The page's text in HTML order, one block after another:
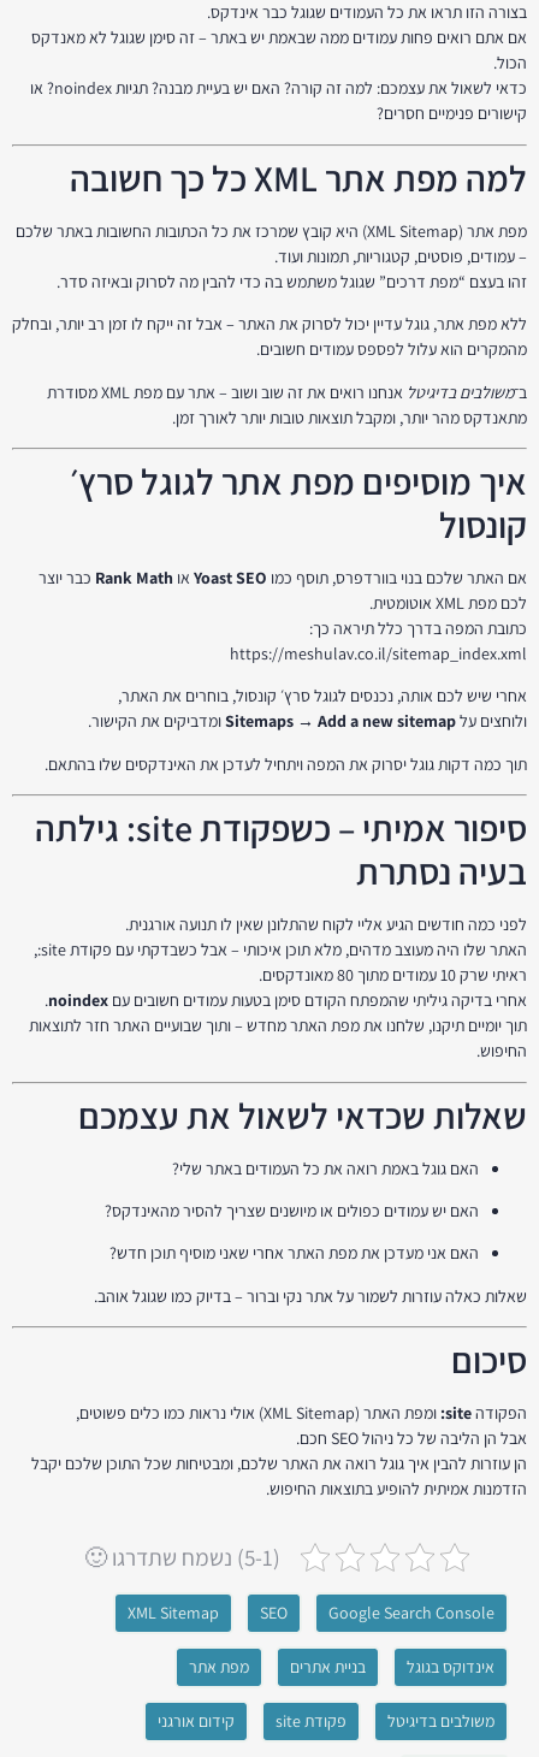
בצורה הזו תראו את כל העמודים שגוגל כבר אינדקס.
אם אתם רואים פחות עמודים ממה שבאמת יש באתר – זה סימן שגוגל לא מאנדקס
הכול.
כדאי לשאול את עצמכם: למה זה קורה? האם יש בעיית מבנה? תגיות noindex? או
קישורים פנימיים חסרים?
למה מפת אתר XML כל כך חשובה
מפת אתר (XML Sitemap) היא קובץ שמרכז את כל הכתובות החשובות באתר שלכם
– עמודים, פוסטים, קטגוריות, תמונות ועוד.
זהו בעצם “מפת דרכים” שגוגל משתמש בה כדי להבין מה לסרוק ובאיזה סדר.
ללא מפת אתר, גוגל עדיין יכול לסרוק את האתר – אבל זה ייקח לו זמן רב יותר, ובחלק
מהמקרים הוא עלול לפספס עמודים חשובים.
ב־משולבים בדיגיטל
אנחנו רואים את זה שוב ושוב – אתר עם מפת XML מסודרת
מתאנדקס מהר יותר, ומקבל תוצאות טובות יותר לאורך זמן.
איך מוסיפים מפת אתר לגוגל סרץ׳
קונסול
אם האתר שלכם בנוי בוורדפרס, תוסף כמו Yoast SEO או Rank Math כבר יוצר
לכם מפת XML אוטומטית.
כתובת המפה בדרך כלל תיראה כך:
https://meshulav.co.il/sitemap_index.xml
אחרי שיש לכם אותה, נכנסים לגוגל סרץ׳ קונסול, בוחרים את האתר,
ולוחצים עלSitemaps → Add a new sitemapומדביקים את הקישור.
תוך כמה דקות גוגל יסרוק את המפה ויתחיל לעדכן את האינדקסים שלו בהתאם.
סיפור אמיתי – כשפקודת site: גילתה
בעיה נסתרת
לפני כמה חודשים הגיע אליי לקוח שהתלונן שאין לו תנועה אורגנית.
האתר שלו היה מעוצב מדהים, מלא תוכן איכותי – אבל כשבדקתי עם פקודת site:,
ראיתי שרק 10 עמודים מתוך 80 מאונדקסים.
אחרי בדיקה גיליתי שהמפתח הקודם סימן בטעות עמודים חשובים עם noindex
.
תוך יומיים תיקנו, שלחנו את מפת האתר מחדש – ותוך שבועיים האתר חזר לתוצאות
החיפוש.
שאלות שכדאי לשאול את עצמכם
האם גוגל באמת רואה את כל העמודים באתר שלי?
האם יש עמודים כפולים או מיושנים שצריך להסיר מהאינדקס?
האם אני מעדכן את מפת האתר אחרי שאני מוסיף תוכן חדש?
שאלות כאלה עוזרות לשמור על אתר נקי וברור – בדיוק כמו שגוגל אוהב.
סיכום
הפקודהsite: ומפת האתר (XML Sitemap) אולי נראות כמו כלים פשוטים,
אבל הן הליבה של כל ניהול SEO חכם.
הן עוזרות להבין איך גוגל רואה את האתר שלכם, ומבטיחות שכל התוכן שלכם יקבל
הזדמנות אמיתית להופיע בתוצאות החיפוש.
(5-1) נשמח שתדרגו 🙂
Google Search Console
SEO
XML Sitemap
אינדוקס בגוגל בניית אתרים מפת אתר
משולבים בדיגיטל פקודת site קידום אורגני